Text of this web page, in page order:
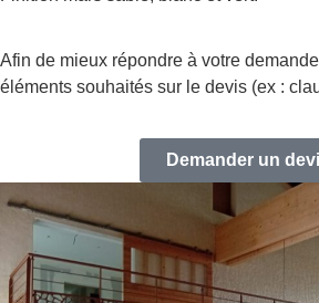
Afin de mieux répondre à votre
éléments souhaités sur le devis (ex :
Demander un